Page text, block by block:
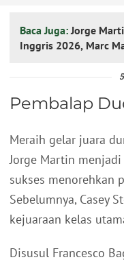
Baca Juga:Jorge
Inggris 2026, Marc
Pembalap
Meraih gelar juara
Jorge Martin
sukses menorehkan
Sebelumnya, Casey
kejuaraan kelas
Disusul Francesco